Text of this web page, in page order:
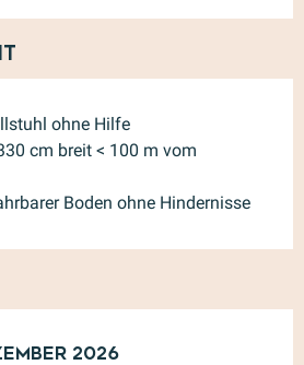
ohne Hilfe
cm breit < 100 m vom
Boden ohne Hindernisse
bis zum
2026